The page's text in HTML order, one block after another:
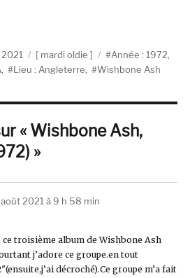
Catégories
mardi oldie Étiquettes
Année : 1972,
, Lieu : Angleterre, Wishbone Ash
« Wishbone Ash,
»
août 2021 à 9 h 58 min
troisième album de Wishbone Ash
j’adore ce groupe.en tout
décroché).Ce groupe m’a fait